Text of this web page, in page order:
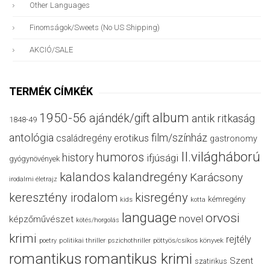
Other Languages
Finomságok/sweets (no US Shipping)
AKCIÓ/SALE
TERMÉK CÍMKÉK
1848-49 1950-56 ajándék/giftalbum antik ritkaság
antológia családregény erotikus film/színház gastronomy
gyógynövények history humoros ifjúsági II.világháború
irodalmi életrajz kalandos kalandregény Karácsony
keresztény irodalom kids kisregény kotta kémregény
képzőművészet kötés/horgolás language novel orvosi
krimi poetry politikai thriller pszichothriller pöttyös/csíkos könyvek rejtély
romantikus romantikus krimi szatirikus Szent